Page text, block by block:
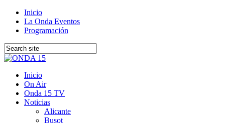
Inicio
La Onda Eventos
Programación
Inicio
On Air
Onda 15 TV
Noticias
Alicante
Busot